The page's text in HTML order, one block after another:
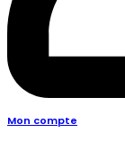
Mon compte